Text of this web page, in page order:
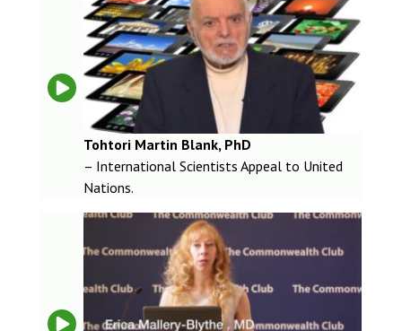
Tohtori Martin Blank, PhD
– International Scientists Appeal to United
Nations.